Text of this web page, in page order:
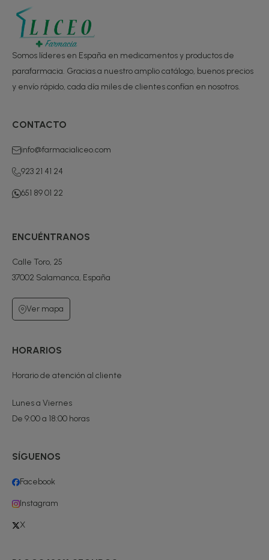
Somos líderes en España en medicamentos y productos de
parafarmacia. Gracias a nuestro amplio catálogo, buenos precios
y envío rápido, cada día miles de clientes confían en nosotros.
CONTACTO
info@farmacialiceo.com
923 21 41 24
651 89 01 22
ENCUÉNTRANOS
Calle Toro, 25
37002 Salamanca, España
Ver mapa
HORARIOS
Horario de atención al cliente
Lunes a Viernes
De 9:00 a 18:00 horas
SÍGUENOS
Facebook
Instagram
X